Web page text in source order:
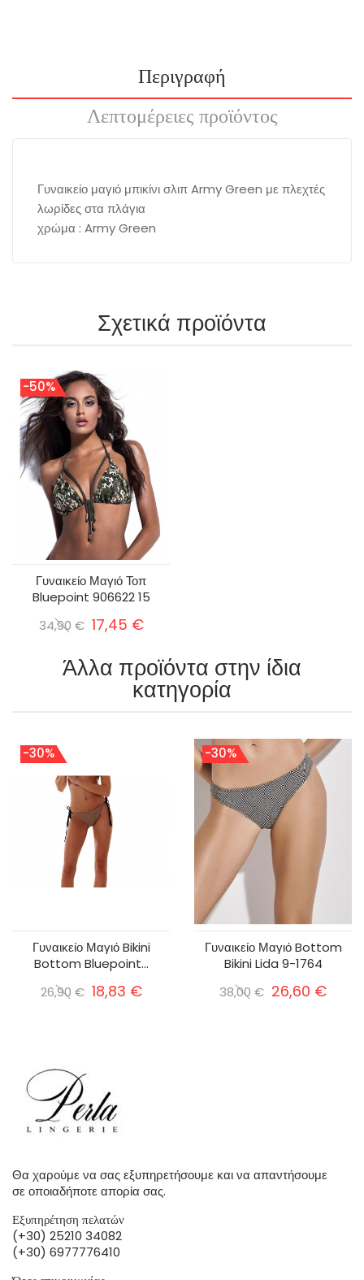
Περιγραφή
Λεπτομέρειες προϊόντος
Γυναικείο μαγιό μπικίνι σλιπ Army Green με πλεχτές
λωρίδες στα πλάγια
χρώμα : Army Green
Σχετικά προϊόντα
-50%
Γυναικείο Μαγιό Τοπ
Bluepoint 906622 15
34,90 € 17,45 €
Άλλα προϊόντα στην ίδια
κατηγορία
-30%
Γυναικείο Μαγιό Bikini
Bottom Bluepoint...
26,90 € 18,83 €
-30%
Γυναικείο Μαγιό Bottom
Bikini Lida 9-1764
38,00 € 26,60 €
Θα χαρούμε να σας εξυπηρετήσουμε και να απαντήσουμε
σε οποιαδήποτε απορία σας.
Εξυπηρέτηση πελατών
(+30) 25210 34082
(+30) 6977776410